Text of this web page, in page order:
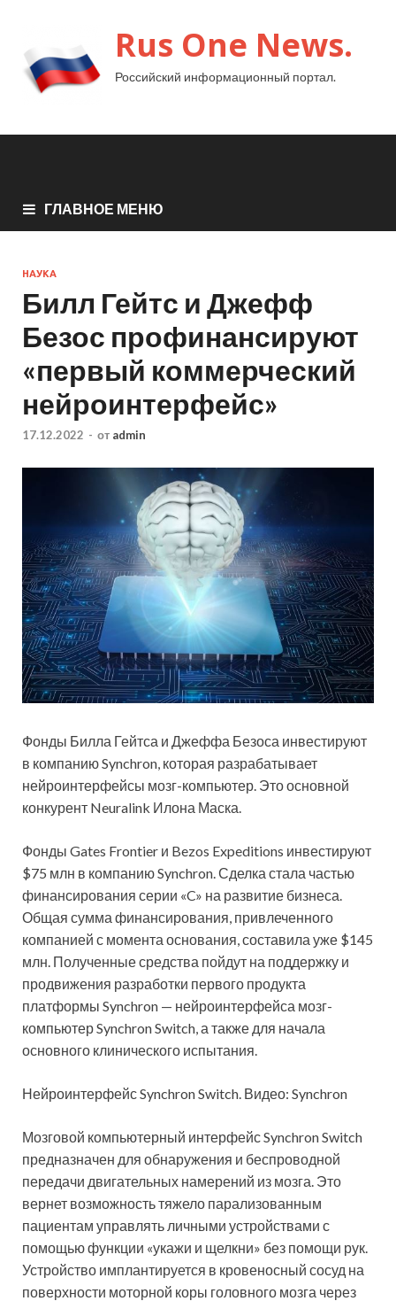
Rus One News.
Российский информационный портал.
ГЛАВНОЕ МЕНЮ
НАУКА
Билл Гейтс и Джефф
Безос профинансируют
«первый коммерческий
нейроинтерфейс»
17.12.2022 - от admin
Фонды Билла Гейтса и Джеффа Безоса инвестируют
в компанию Synchron, которая разрабатывает
нейроинтерфейсы мозг-компьютер. Это основной
конкурент Neuralink Илона Маска.
Фонды Gates Frontier и Bezos Expeditions инвестируют
$75 млн в компанию Synchron. Сделка стала частью
финансирования серии «C» на развитие бизнеса.
Общая сумма финансирования, привлеченного
компанией с момента основания, составила уже $145
млн. Полученные средства пойдут на поддержку и
продвижения разработки первого продукта
платформы Synchron — нейроинтерфейса мозг-
компьютер Synchron Switch, а также для начала
основного клинического испытания.
Нейроинтерфейс Synchron Switch. Видео: Synchron
Мозговой компьютерный интерфейс Synchron Switch
предназначен для обнаружения и беспроводной
передачи двигательных намерений из мозга. Это
вернет возможность тяжело парализованным
пациентам управлять личными устройствами с
помощью функции «укажи и щелкни» без помощи рук.
Устройство имплантируется в кровеносный сосуд на
поверхности моторной коры головного мозга через